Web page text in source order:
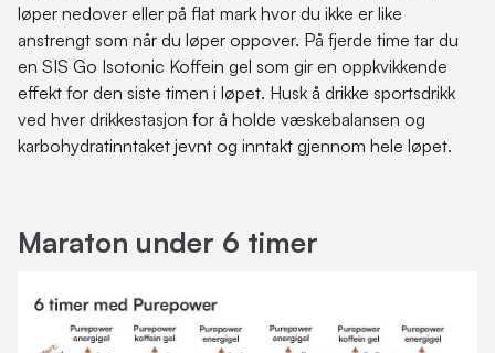
løper nedover eller på flat mark hvor du ikke er like
anstrengt som når du løper oppover. På fjerde time tar du
en SIS Go Isotonic Koffein gel som gir en oppkvikkende
effekt for den siste timen i løpet. Husk å drikke sportsdrikk
ved hver drikkestasjon for å holde væskebalansen og
karbohydratinntaket jevnt og inntakt gjennom hele løpet.
Maraton under 6 timer